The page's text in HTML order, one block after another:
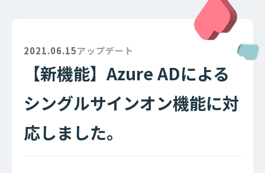
2021.06.15アップデート
【新機能】Azure ADによる
シングルサインオン機能に対
応しました。